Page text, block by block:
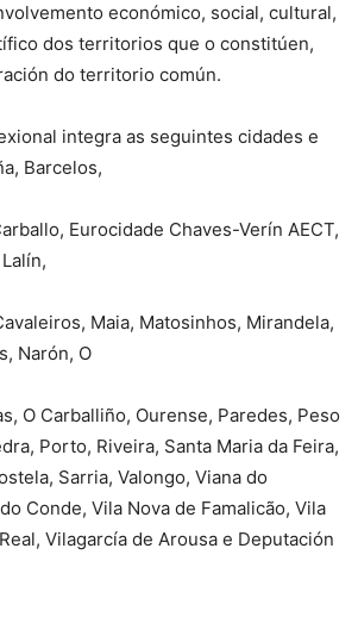
económico, social, cultural,
dos territorios que o constitúen,
do territorio común.
integra as seguintes cidades e
Barcelos,
Eurocidade Chaves-Verín AECT,
Maia, Matosinhos, Mirandela,
Narón, O
O Carballiño, Ourense, Paredes, Peso
Porto, Riveira, Santa Maria da Feira,
Sarria, Valongo, Viana do
Conde, Vila Nova de Famalicão, Vila
Vilagarcía de Arousa e Deputación